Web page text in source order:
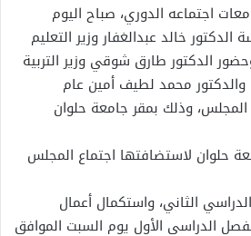
اجتماعه الدوري، صباح اليوم
٢٠٢١، برئاسة الدكتور خالد عبدالغفار وزير التعليم
الدكتور طارق شوقي وزير التربية
والدكتور محمد لطيف أمين عام
وذلك بمقر جامعة حلوان
حلوان لاستضافتها اجتماع المجلس
الثاني، واستكمال أعمال
الدراسي الأول يوم السبت الموافق